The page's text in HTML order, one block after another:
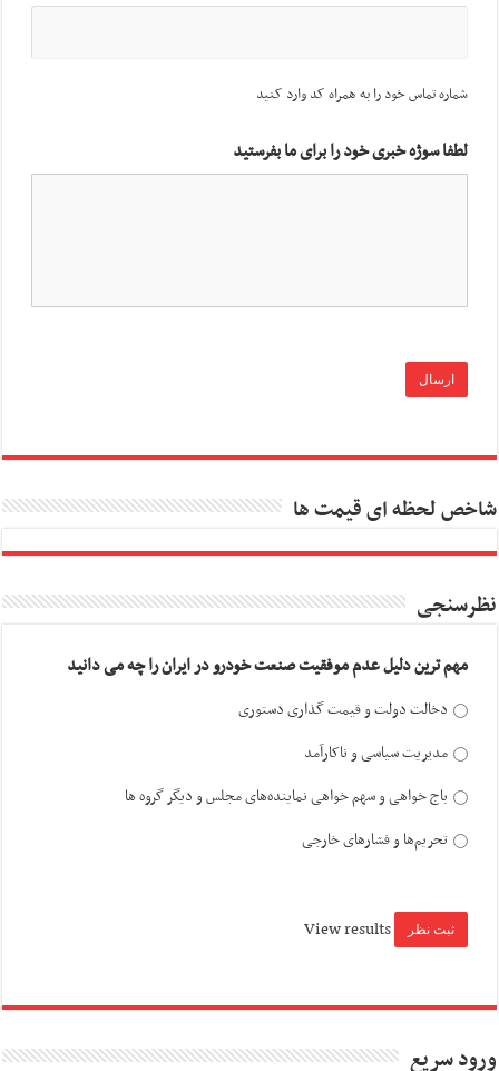
شماره تماس خود را به همراه کد وارد کنید
لطفا سوژه خبری خود را برای ما بفرستید
شاخص لحظه ای قیمت ها
نظرسنجی
مهم ترین دلیل عدم موفقیت صنعت خودرو در ایران را چه می دانید
دخالت دولت و قیمت گذاری دستوری
مدیریت سیاسی و ناکارآمد
باج خواهی و سهم خواهی نماینده‌های مجلس و دیگر گروه ها
تحریم‌ها و فشارهای خارجی
View results
ورود سریع